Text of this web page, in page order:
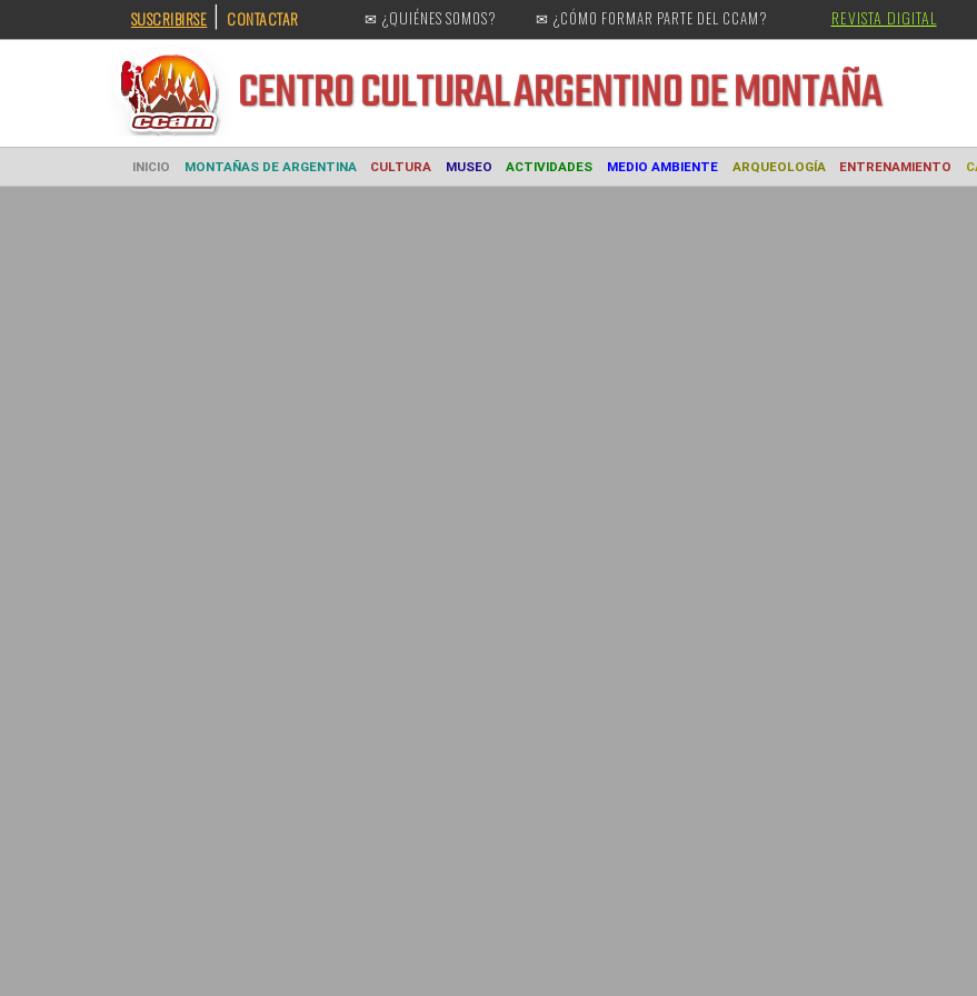
SUSCRIBIRSE | CONTACTAR ✉ ¿QUIÉNES SOMOS? ✉ ¿CÓMO FORMAR PARTE DEL CCAM? REVISTA DIGITAL
CENTRO CULTURALARGENTINO DE MONTAÑA
INICIO MONTAÑAS DE ARGENTINA CULTURA MUSEO ACTIVIDADES MEDIO AMBIENTE ARQUEOLOGÍA